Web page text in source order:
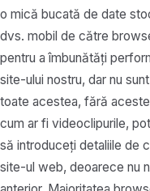
o mică bucată de date
dvs. mobil de către
pentru a îmbunătăți
site-ului nostru, dar nu
toate acestea, fără
cum ar fi videoclipurile,
să introduceți detaliile de
site-ul web, deoarece nu